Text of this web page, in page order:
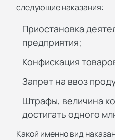
следующие наказания:
Приостановка
предприятия;
Конфискация
Запрет на ввоз
Штрафы, величина
достигать одного
Какой именно вид